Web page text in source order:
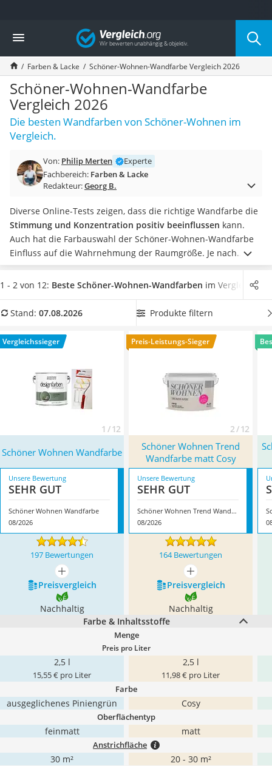
Die beliebtesten Vergleiche nach Kategorie
Baumarkt
Tresor feuerfest
Makita-Akku-Rasenmäher
Kappsäge
Smartes Türschloss
Akku-Rasentrimmer
Feuchtigkeitsmessgerät
Split-Klimaanlage 2 Innengeräte
Bohrmaschine
Tiefbrunnenpumpe
Hochdruckreiniger
Doppelschleifer
Überwachungskamera
Benzinrasenmäher mit Elektrostart
Akku-Laubsauger
Multimeter
Gasdurchlauferhitzer
Service
Vergleich
Farben & Lacke Schöner-Wohnen-Wandfarbe Vergleich 2026
Schöner-Wohnen-Wandfarbe
Vergleich 2026
Die besten Wandfarben von Schöner-Wohnen im
Vergleich.
Von: Philip Merten
Experte
Fachbereich: Farben & Lacke
Redakteur:Georg B.
Diverse Online-Tests zeigen, dass die richtige Wandfarbe die
Stimmung und Konzentration positiv beeinflussen kann.
Auch hat die Farbauswahl der Schöner-Wohnen-Wandfarbe
Einfluss auf die Wahrnehmung der Raumgröße. Je nach
Raum eignen sich somit unterschiedliche Farben. Welche
Wandfarbesich für Ihre Wand optimal eignet, können Sie in
unserer Vergleichstabelle eine Schöner-Wohnen-Wandfarbe
Farbergebnis profitieren. Überzeugt hat uns hier im August
2026 besonders das Modell
Schöner Wohnen Wandfarbe
1 - 2 von 12: Beste Schöner-Wohnen-Wandfarben im Vergleich
Stand: 07.08.2026 Produkte filtern
Vergleichssieger
1 / 12
Preis-Leistungs-Sieger
2 / 12
Schöner Wohnen Wandfarbe
Schöner Wohnen Trend
Wandfarbe matt Cosy
Unsere Bewertung
SEHR GUT
Schöner Wohnen Wandfarbe
08/2026
Unsere Bewertung
SEHR GUT
Schöner Wohnen Trend Wandfarbe matt Cosy
08/2026
197 Bewertungen 164 Bewertungen
mehr anzeigen
mehr anzeigen
Preis­vergleich
Preis­vergleich
Nachhaltig
Nachhaltig
Farbe & Inhaltsstoffe
Menge
Preis pro Liter
2,5 l
15,55 € pro Liter
2,5 l
11,98 € pro Liter
Farbe
ausgeglichenes Piniengrün Cosy
Oberflächentyp
feinmatt matt
Anstrichfläche
30 m² 20 - 30 m²